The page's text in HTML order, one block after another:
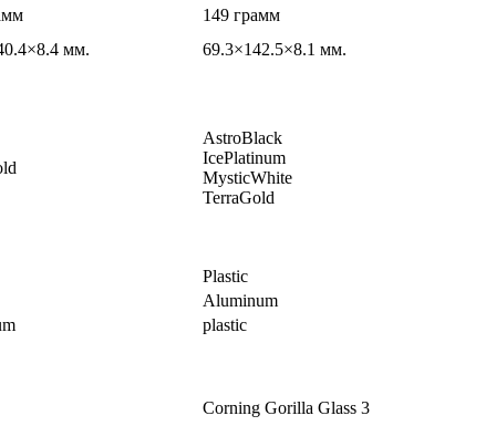
149 грамм
мм.
69.3×142.5×8.1 мм.
AstroBlack
IcePlatinum
MysticWhite
TerraGold
Plastic
Aluminum
plastic
Corning Gorilla Glass 3